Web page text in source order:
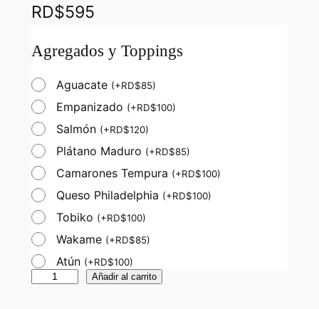
RD$595
Agregados y Toppings
Aguacate (+RD$85)
Empanizado (+RD$100)
Salmón (+RD$120)
Plátano Maduro (+RD$85)
Camarones Tempura (+RD$100)
Queso Philadelphia (+RD$100)
Tobiko (+RD$100)
Wakame (+RD$85)
Atún (+RD$100)
Añadir al carrito